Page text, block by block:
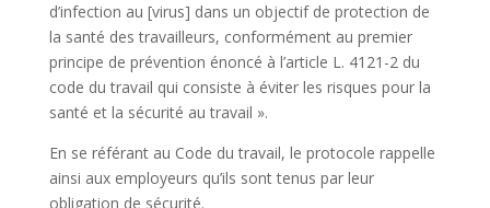
d’infection au [virus] dans un objectif de protection de
la santé des travailleurs, conformément au premier
principe de prévention énoncé à l’article L. 4121-2 du
code du travail qui consiste à éviter les risques pour la
santé et la sécurité au travail ».
En se référant au Code du travail, le protocole rappelle
ainsi aux employeurs qu’ils sont tenus par leur
obligation de sécurité.